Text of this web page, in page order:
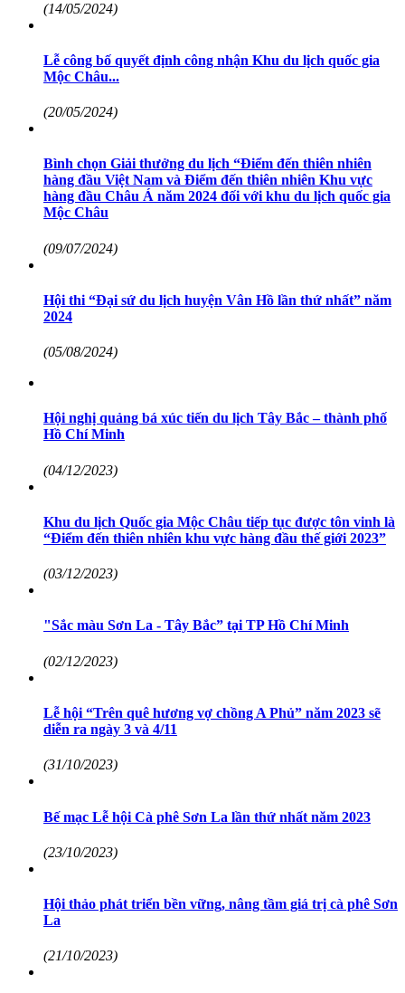
(14/05/2024)
Lễ công bố quyết định công nhận Khu du lịch quốc gia
Mộc Châu...
(20/05/2024)
Bình chọn Giải thưởng du lịch “Điểm đến thiên nhiên
hàng đầu Việt Nam và Điểm đến thiên nhiên Khu vực
hàng đầu Châu Á năm 2024 đối với khu du lịch quốc gia
Mộc Châu
(09/07/2024)
Hội thi “Đại sứ du lịch huyện Vân Hồ lần thứ nhất” năm
2024
(05/08/2024)
Hội nghị quảng bá xúc tiến du lịch Tây Bắc – thành phố
Hồ Chí Minh
(04/12/2023)
Khu du lịch Quốc gia Mộc Châu tiếp tục được tôn vinh là
“Điểm đến thiên nhiên khu vực hàng đầu thế giới 2023”
(03/12/2023)
"Sắc màu Sơn La - Tây Bắc” tại TP Hồ Chí Minh
(02/12/2023)
Lễ hội “Trên quê hương vợ chồng A Phủ” năm 2023 sẽ
diễn ra ngày 3 và 4/11
(31/10/2023)
Bế mạc Lễ hội Cà phê Sơn La lần thứ nhất năm 2023
(23/10/2023)
Hội thảo phát triển bền vững, nâng tầm giá trị cà phê Sơn
La
(21/10/2023)